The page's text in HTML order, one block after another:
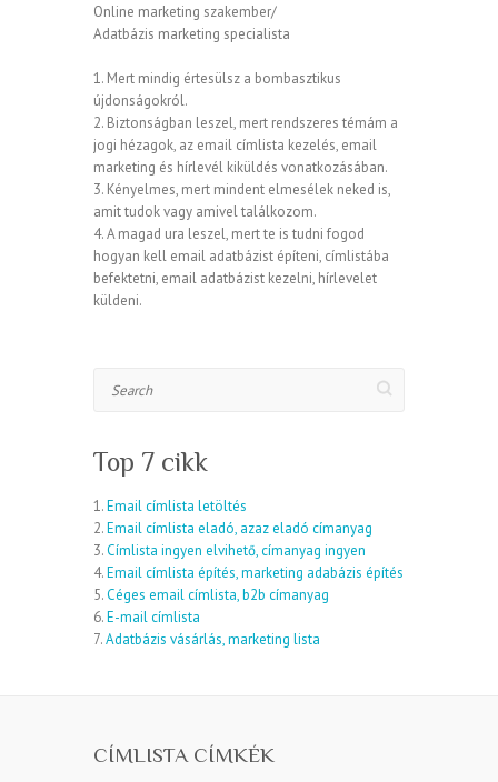
Online marketing szakember/
Adatbázis marketing specialista
1. Mert mindig értesülsz a bombasztikus
újdonságokról.
2. Biztonságban leszel, mert rendszeres témám a
jogi hézagok, az email címlista kezelés, email
marketing és hírlevél kiküldés vonatkozásában.
3. Kényelmes, mert mindent elmesélek neked is,
amit tudok vagy amivel találkozom.
4. A magad ura leszel, mert te is tudni fogod
hogyan kell email adatbázist építeni, címlistába
befektetni, email adatbázist kezelni, hírlevelet
küldeni.
Top 7 cikk
1.Email címlista letöltés
2.Email címlista eladó, azaz eladó címanyag
3.Címlista ingyen elvihető, címanyag ingyen
4.Email címlista építés, marketing adabázis építés
5.Céges email címlista, b2b címanyag
6.E-mail címlista
7.Adatbázis vásárlás, marketing lista
CÍMLISTA CÍMKÉK